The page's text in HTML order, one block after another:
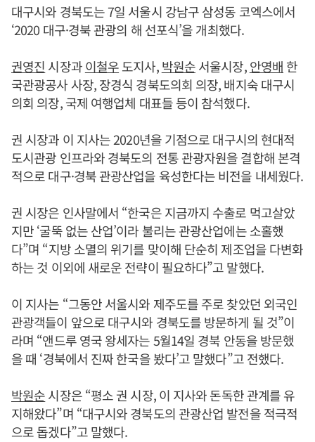
대구시와 경북도는 7일 서울시 강남구 삼성동 코엑스에서
‘2020 대구·경북 관광의 해 선포식’을 개최했다.
권영진 시장과이철우도지사,박원순서울시장,안영배 한
국관광공사 사장, 장경식 경북도의회 의장, 배지숙 대구시
의회 의장, 국제 여행업체 대표들 등이 참석했다.
권 시장과 이 지사는 2020년을 기점으로 대구시의 현대적
도시관광 인프라와 경북도의 전통 관광자원을 결합해 본격
적으로 대구·경북 관광산업을 육성한다는 비전을 내세웠다.
권 시장은 인사말에서 “한국은 지금까지 수출로 먹고살았
지만 ‘굴뚝 없는 산업’이라 불리는 관광산업에는 소홀했
다”며 “지방 소멸의 위기를 맞이해 단순히 제조업을 다변화
하는 것 이외에 새로운 전략이 필요하다”고 말했다.
이 지사는 “그동안 서울시와 제주도를 주로 찾았던 외국인
관광객들이 앞으로 대구시와 경북도를 방문하게 될 것”이
라며 “앤드루 영국 왕세자는 5월14일 경북 안동을 방문했
을 때 ‘경북에서 진짜 한국을 봤다’고 말했다”고 전했다.
박원순시장은 “평소 권 시장, 이 지사와 돈독한 관계를 유
지해왔다”며 “대구시와 경북도의 관광산업 발전을 적극적
으로 돕겠다”고 말했다.